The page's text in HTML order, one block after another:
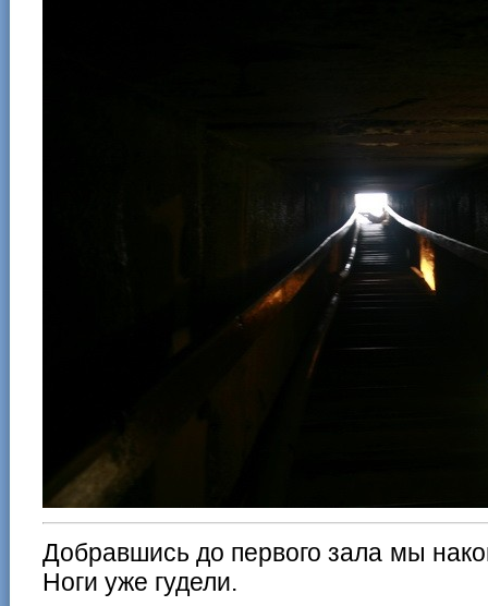
Добравшись до первого зала мы
Ноги уже гудели.